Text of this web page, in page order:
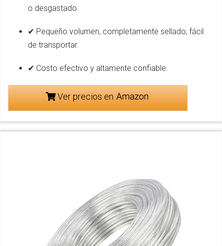
o desgastado.
✔ Pequeño volumen, completamente sellado, fácil
de transportar.
✔ Costo efectivo y altamente confiable.
Ver precios en